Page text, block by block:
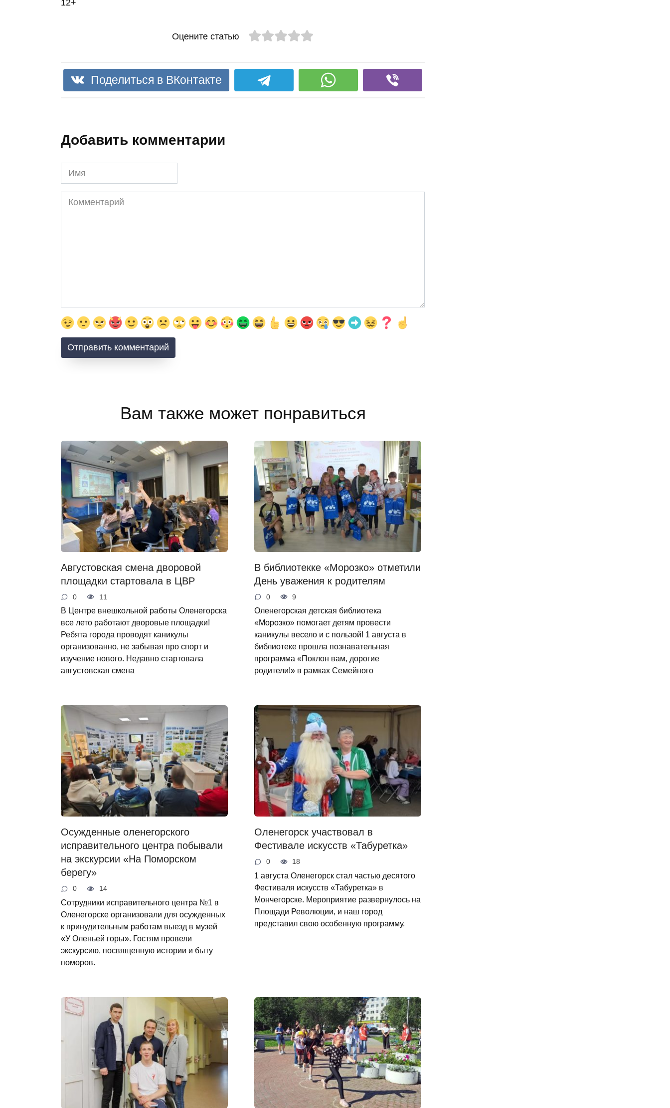
12+
Оцените статью
Поделиться в ВКонтакте
Добавить комментарии
Имя
Комментарий
Вам также может понравиться
Августовская смена дворовой
площадки стартовала в ЦВР
0 11
В Центре внешкольной работы Оленегорска
все лето работают дворовые площадки!
Ребята города проводят каникулы
организованно, не забывая про спорт и
изучение нового. Недавно стартовала
августовская смена
В библиотекке «Морозко» отметили
День уважения к родителям
0 9
Оленегорская детская библиотека
«Морозко» помогает детям провести
каникулы весело и с пользой! 1 августа в
библиотеке прошла познавательная
программа «Поклон вам, дорогие
родители!» в рамках Семейного
Осужденные оленегорского
исправительного центра побывали
на экскурсии «На Поморском
берегу»
0 14
Сотрудники исправительного центра №1 в
Оленегорске организовали для осужденных
к принудительным работам выезд в музей
«У Оленьей горы». Гостям провели
экскурсию, посвященную истории и быту
поморов.
Оленегорск участвовал в
Фестивале искусств «Табуретка»
0 18
1 августа Оленегорск стал частью десятого
Фестиваля искусств «Табуретка» в
Мончегорске. Мероприятие развернулось на
Площади Революции, и наш город
представил свою особенную программу.